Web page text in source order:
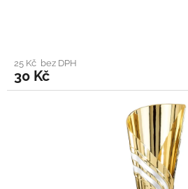
25 Kč bez DPH
30 Kč